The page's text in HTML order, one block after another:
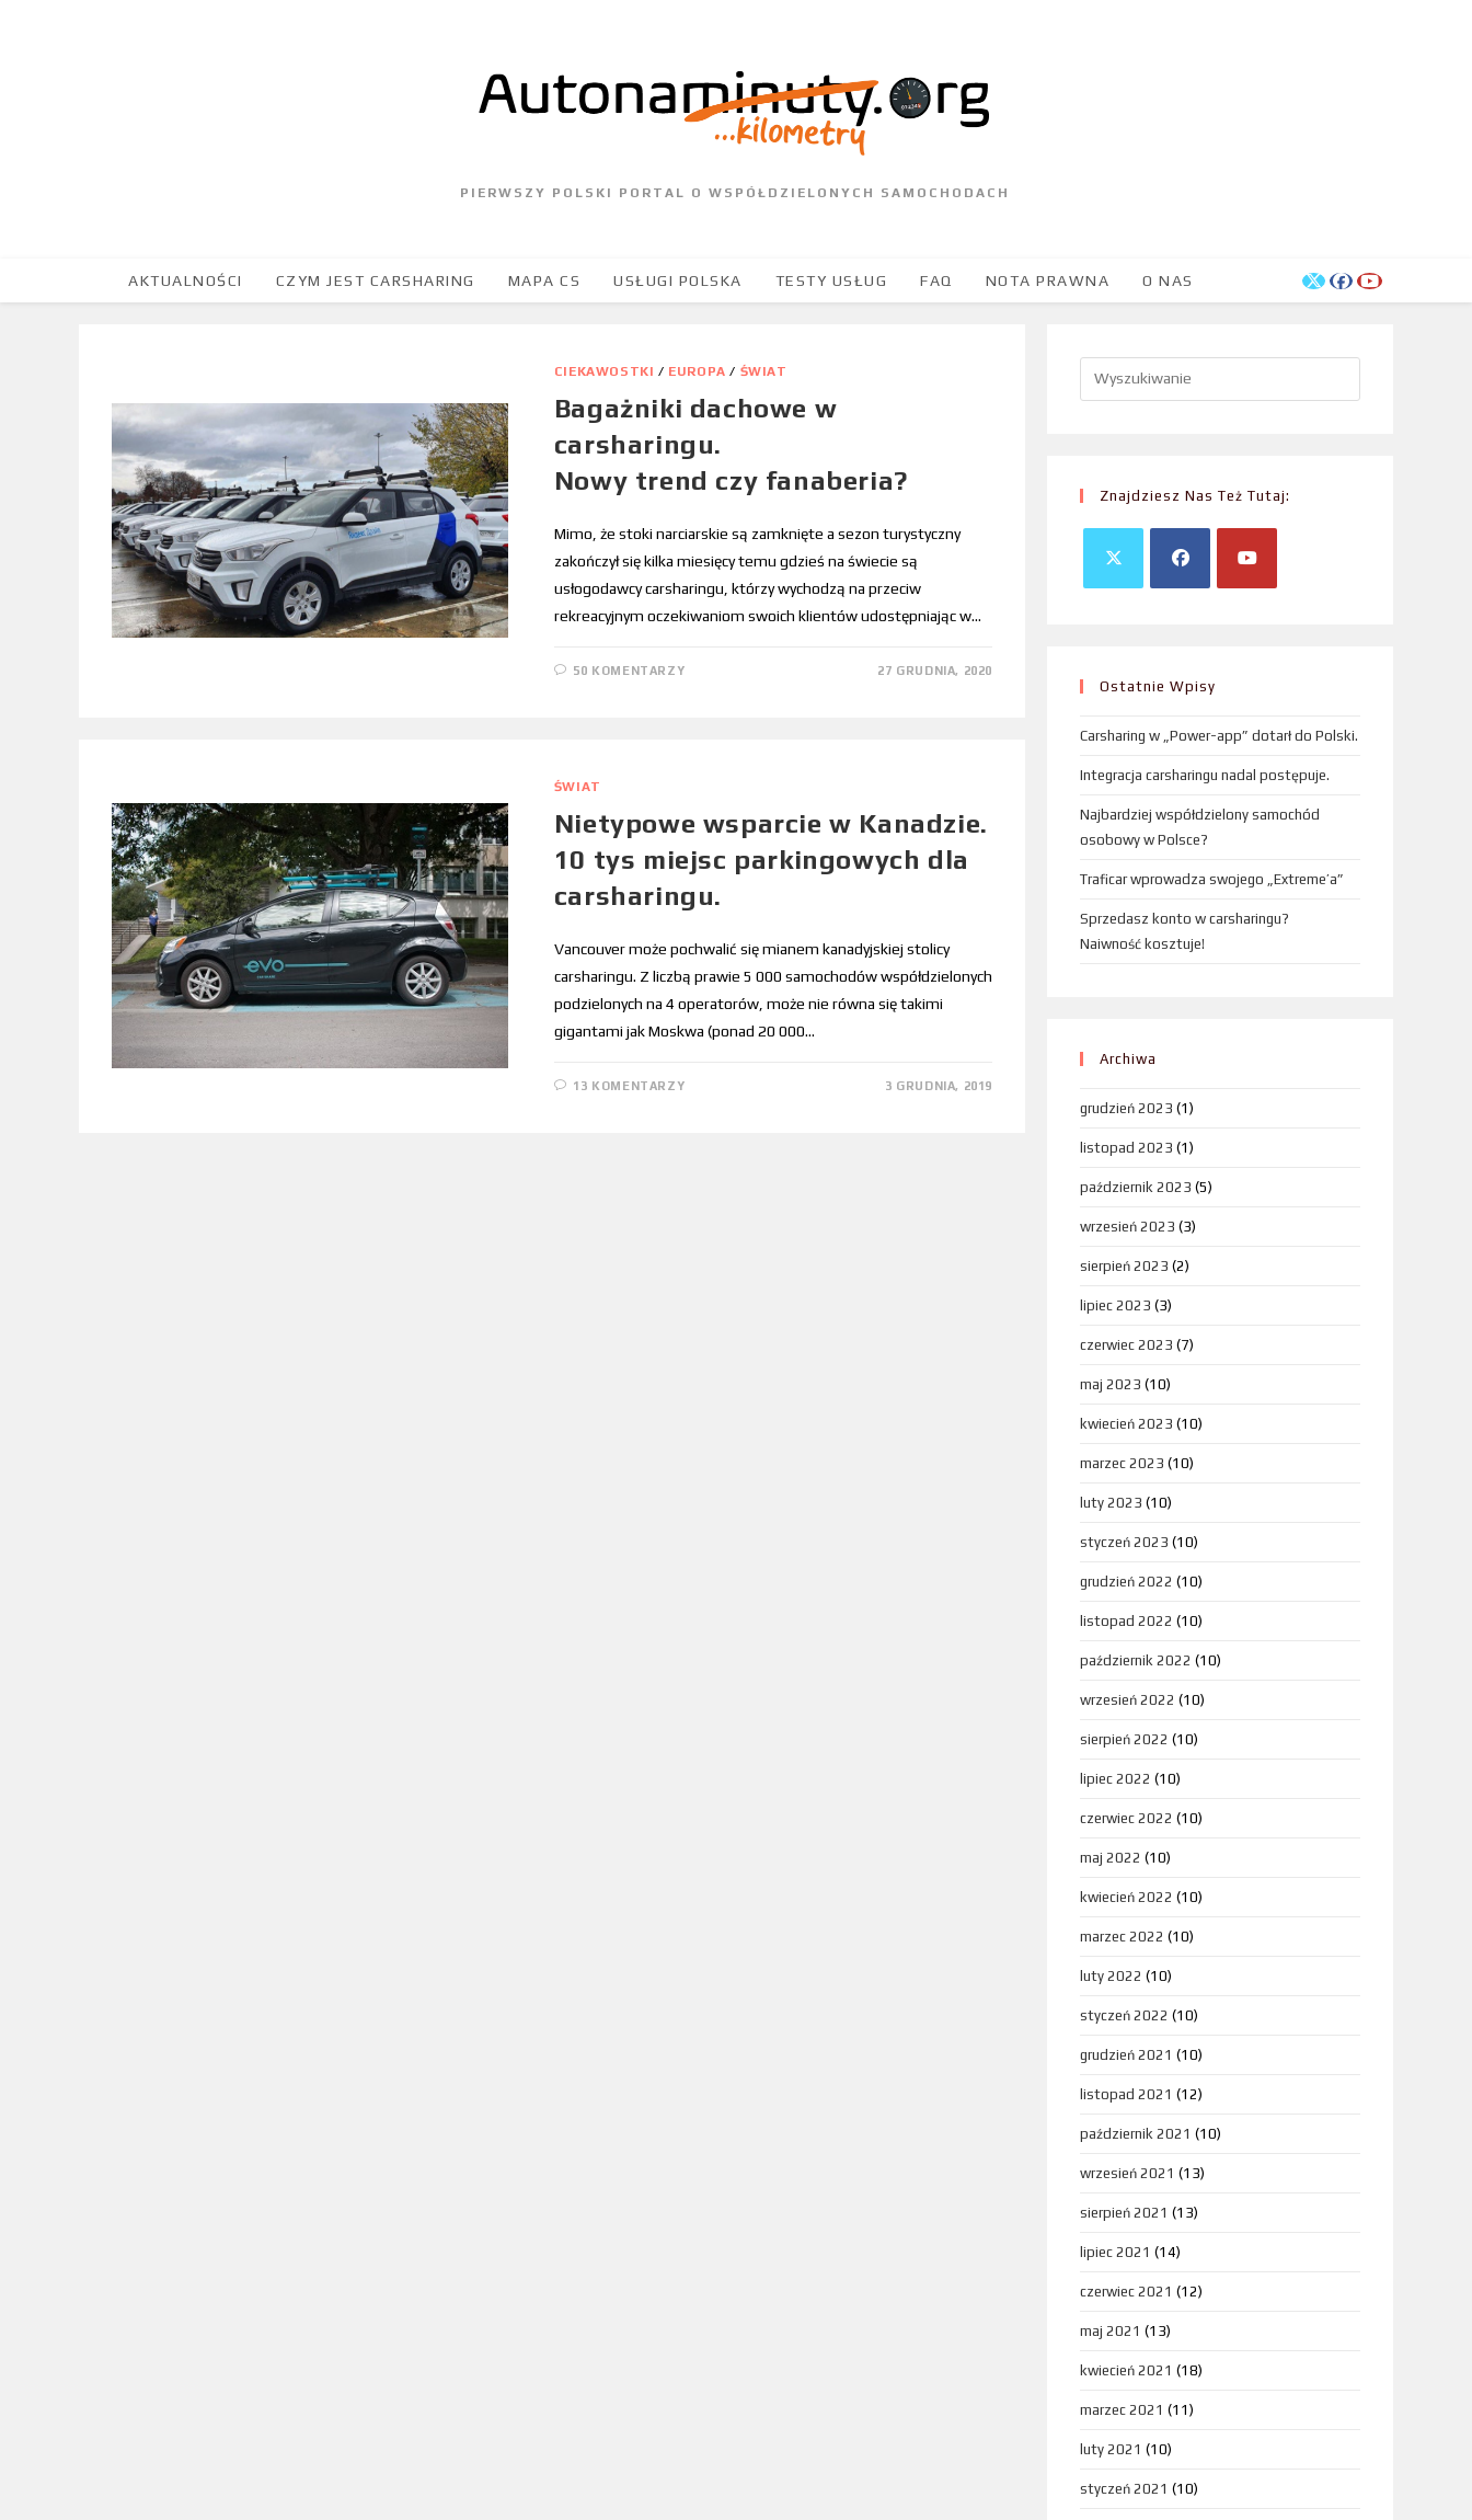
PIERWSZY POLSKI PORTAL O WSPÓŁDZIELONYCH SAMOCHODACH
AKTUALNOŚCI CZYM JEST CARSHARING MAPA CS USŁUGI POLSKA TESTY USŁUG FAQ NOTA PRAWNA O NAS
CIEKAWOSTKI / EUROPA / ŚWIAT
Bagażniki dachowe w
carsharingu.
Nowy trend czy fanaberia?
Mimo, że stoki narciarskie są zamknięte a sezon turystyczny
zakończył się kilka miesięcy temu gdzieś na świecie są
usłogodawcy carsharingu, którzy wychodzą na przeciw
rekreacyjnym oczekiwaniom swoich klientów udostępniając w…
50 KOMENTARZY 27 GRUDNIA, 2020
ŚWIAT
Nietypowe wsparcie w Kanadzie.
10 tys miejsc parkingowych dla
carsharingu.
Vancouver może pochwalić się mianem kanadyjskiej stolicy
carsharingu. Z liczbą prawie 5 000 samochodów współdzielonych
podzielonych na 4 operatorów, może nie równa się takimi
gigantami jak Moskwa (ponad 20 000…
13 KOMENTARZY 3 GRUDNIA, 2019
Znajdziesz Nas Też Tutaj:
Ostatnie Wpisy
Carsharing w „Power-app” dotarł do Polski.
Integracja carsharingu nadal postępuje.
Najbardziej współdzielony samochód
osobowy w Polsce?
Traficar wprowadza swojego „Extreme’a”
Sprzedasz konto w carsharingu?
Naiwność kosztuje!
Archiwa
grudzień 2023 (1)
listopad 2023 (1)
październik 2023 (5)
wrzesień 2023 (3)
sierpień 2023 (2)
lipiec 2023 (3)
czerwiec 2023 (7)
maj 2023 (10)
kwiecień 2023 (10)
marzec 2023 (10)
luty 2023 (10)
styczeń 2023 (10)
grudzień 2022 (10)
listopad 2022 (10)
październik 2022 (10)
wrzesień 2022 (10)
sierpień 2022 (10)
lipiec 2022 (10)
czerwiec 2022 (10)
maj 2022 (10)
kwiecień 2022 (10)
marzec 2022 (10)
luty 2022 (10)
styczeń 2022 (10)
grudzień 2021 (10)
listopad 2021 (12)
październik 2021 (10)
wrzesień 2021 (13)
sierpień 2021 (13)
lipiec 2021 (14)
czerwiec 2021 (12)
maj 2021 (13)
kwiecień 2021 (18)
marzec 2021 (11)
luty 2021 (10)
styczeń 2021 (10)